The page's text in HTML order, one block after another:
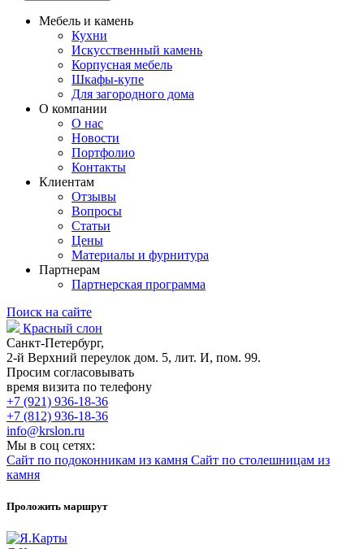
Мебель и камень
Кухни
Искусственный камень
Корпусная мебель
Шкафы-купе
Для загородного дома
О компании
О нас
Новости
Портфолио
Контакты
Клиентам
Отзывы
Вопросы
Статьи
Цены
Материалы и фурнитура
Партнерам
Партнерская программа
Поиск на сайте
Красный слон
Санкт-Петербург,
2-й Верхний переулок дом. 5, лит. И, пом. 99.
Просим согласовывать
время визита по телефону
+7 (921) 936-18-36
+7 (812) 936-18-36
info@krslon.ru
Мы в соц сетях:
Сайт по подоконникам из камня Сайт по столешницам из
камня
Проложить маршрут